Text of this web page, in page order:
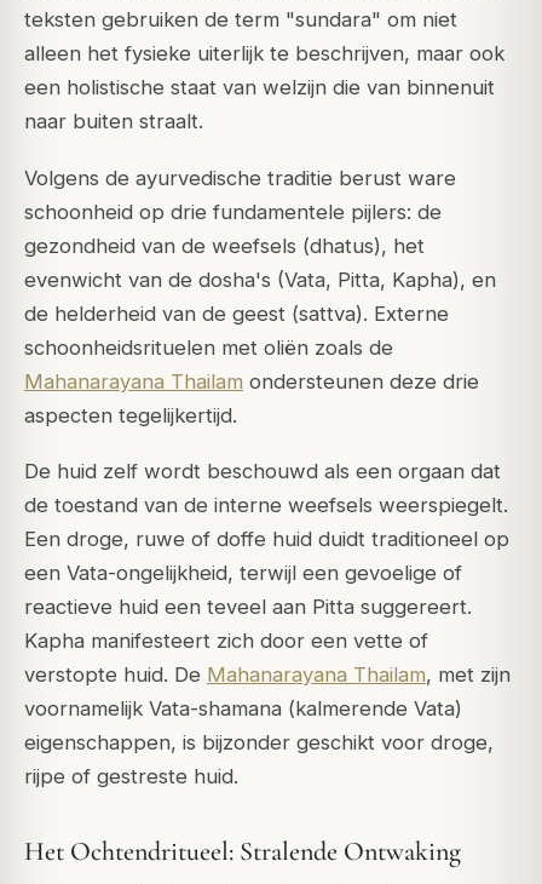
teksten gebruiken de term "sundara" om niet
alleen het fysieke uiterlijk te beschrijven, maar ook
een holistische staat van welzijn die van binnenuit
naar buiten straalt.
Volgens de ayurvedische traditie berust ware
schoonheid op drie fundamentele pijlers: de
gezondheid van de weefsels (dhatus), het
evenwicht van de dosha's (Vata, Pitta, Kapha), en
de helderheid van de geest (sattva). Externe
schoonheidsrituelen met oliën zoals de
Mahanarayana Thailam ondersteunen deze drie
aspecten tegelijkertijd.
De huid zelf wordt beschouwd als een orgaan dat
de toestand van de interne weefsels weerspiegelt.
Een droge, ruwe of doffe huid duidt traditioneel op
een Vata-ongelijkheid, terwijl een gevoelige of
reactieve huid een teveel aan Pitta suggereert.
Kapha manifesteert zich door een vette of
verstopte huid. De Mahanarayana Thailam, met zijn
voornamelijk Vata-shamana (kalmerende Vata)
eigenschappen, is bijzonder geschikt voor droge,
rijpe of gestreste huid.
Het Ochtendritueel: Stralende Ontwaking